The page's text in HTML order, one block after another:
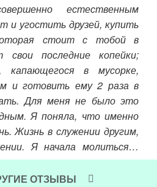
естественным
угостить друзей, купить
стоит с тобой в
последние копейки;
капающегося в мусорке,
и готовить ему 2 раза в
Для меня не было это
Я поняла, что именно
Жизнь в служении другим,
Я начала молиться…
и желать всем счастья.
и открывать свои двери.
ОТЗЫВЫ